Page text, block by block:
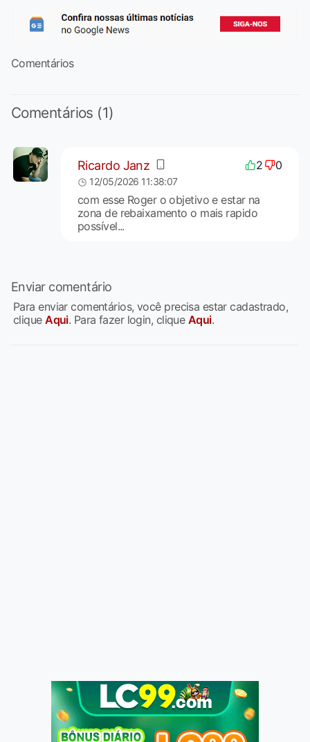
Comentários
Comentários (1)
Ricardo Janz 2 0
12/05/2026 11:38:07
com esse Roger o objetivo e estar na
zona de rebaixamento o mais rapido
possível...
Enviar comentário
Para enviar comentários, você precisa estar cadastrado,
cliqueAqui. Para fazer login, clique Aqui.